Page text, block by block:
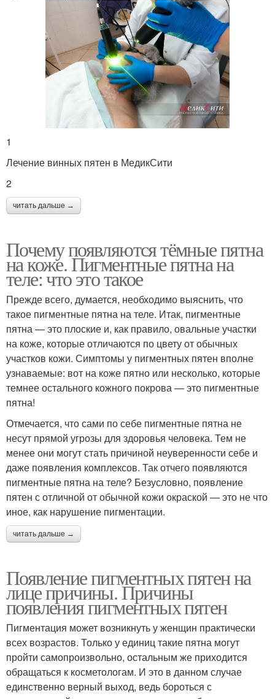
1
Лечение винных пятен в МедикСити
2
читать дальше →
Почему появляются тёмные пятна
на коже. Пигментные пятна на
теле: что это такое
Прежде всего, думается, необходимо выяснить, что
такое пигментные пятна на теле. Итак, пигментные
пятна — это плоские и, как правило, овальные участки
на коже, которые отличаются по цвету от обычных
участков кожи. Симптомы у пигментных пятен вполне
узнаваемые: вот на коже пятно или несколько, которые
темнее остального кожного покрова — это пигментные
пятна!
Отмечается, что сами по себе пигментные пятна не
несут прямой угрозы для здоровья человека. Тем не
менее они могут стать причиной неуверенности себе и
даже появления комплексов. Так отчего появляются
пигментные пятна на теле? Безусловно, появление
пятен с отличной от обычной кожи окраской — это не что
иное, как нарушение пигментации.
читать дальше →
Появление пигментных пятен на
лице причины. Причины
появления пигментных пятен
Пигментация может возникнуть у женщин практически
всех возрастов. Только у единиц такие пятна могут
пройти самопроизвольно, остальным же приходится
обращаться к косметологам. И это в данном случае
единственно верный выход, ведь бороться с